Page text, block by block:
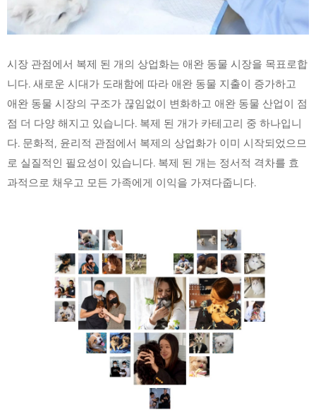
시장 관점에서 복제 된 개의 상업화는 애완 동물 시장을 목표로합
니다. 새로운 시대가 도래함에 따라 애완 동물 지출이 증가하고
애완 동물 시장의 구조가 끊임없이 변화하고 애완 동물 산업이 점
점 더 다양 해지고 있습니다. 복제 된 개가 카테고리 중 하나입니
다. 문화적, 윤리적 관점에서 복제의 상업화가 이미 시작되었으므
로 실질적인 필요성이 있습니다. 복제 된 개는 정서적 격차를 효
과적으로 채우고 모든 가족에게 이익을 가져다줍니다.